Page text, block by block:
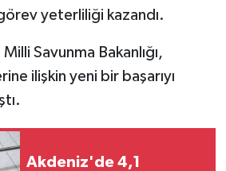
yeterliliği kazandı.
Milli Savunma Bakanlığı,
ilişkin yeni bir başarıyı
Akdeniz'de 4,1